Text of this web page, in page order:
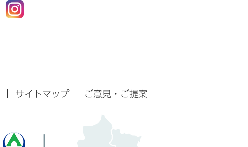
公
式
ラ
ム
サイトマップ ご意見・ご提案